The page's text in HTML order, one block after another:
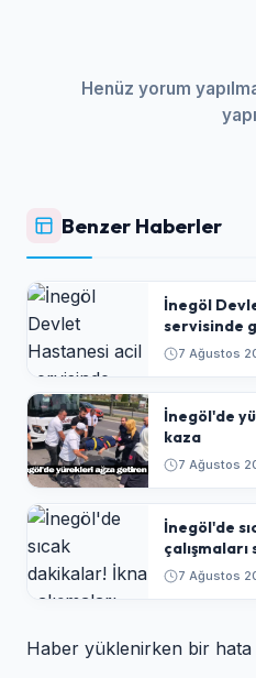
Henüz yorum
Benzer Haberler
İnegöl
servisinde
7 Ağustos
İnegöl'de
kaza
7 Ağustos
İnegöl'de
7 Ağustos
Haber yüklenirken bir hata